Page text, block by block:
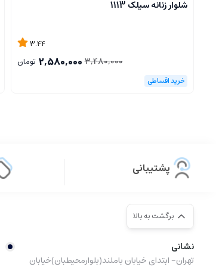
شلوار زنانه سیلک 1113
3.44
3,480,000
2,580,000 تومان
پشتیبانی
برگشت به بالا
نشانی
تهران- ابتدای خیابان باملند(بلوارمحیطبان)خیابان